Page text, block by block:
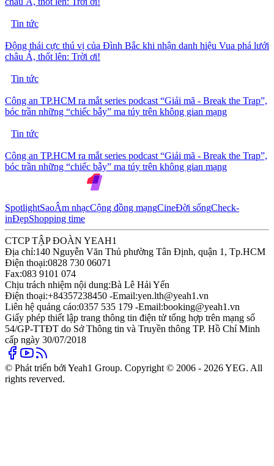
Tin tức
Động thái cực thú vị của Đình Bắc khi nhận danh hiệu Vua phá lưới
châu Á, thốt lên: Trời ơi!
Tin tức
Công an TP.HCM ra mắt series podcast “Giải mã - Break the Trap”,
bóc trần những “chiếc bẫy” ma túy trên không gian mạng
Tin tức
Công an TP.HCM ra mắt series podcast “Giải mã - Break the Trap”,
bóc trần những “chiếc bẫy” ma túy trên không gian mạng
SpotlightSaoÂm nhạcCộng đồng mạngCineĐời sốngCheck-
inĐẹpShopping time
CTCP TẬP ĐOÀN YEAH1
Địa chỉ:140 Nguyễn Văn Thủ phường Tân Định, quận 1, Tp.HCM
Điện thoại:0828 730 06071
Fax:083 9101 074
Chịu trách nhiệm nội dung:Bà Lê Hải Yến
Điện thoại:+84357238450 -Email:yen.lth@yeah1.vn
Liên hệ quảng cáo:0357 535 179 -Email:booking@yeah1.vn
Giấy phép thiết lập trang thông tin điện tử tổng hợp trên mạng số
54/GP-TTĐT do Sở Thông tin và Truyền thông TP. Hồ Chí Minh
cấp ngày 30/07/2018
© Phát triển bởi Yeah1 Group. Copyright © 2006 - 2026 YEG. All
rights reverved.